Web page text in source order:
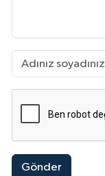
Gönder